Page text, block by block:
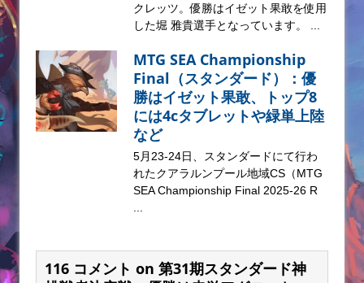
クレッツ。優勝はイゼット果敢を使用
した堀 雅貴選手となっています。 ...
MTG SEA Championship
Final（スタンダード）：優
勝はイゼット果敢、トップ8
には4cタブレットや緑単上陸
など
5月23-24日、スタンダードにて行わ
れたクアラルンプール地域CS（MTG
SEA Championship Final 2025-26 R
116 コメント on 第31期スタンダード神